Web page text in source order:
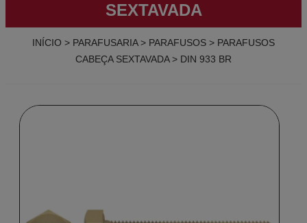
SEXTAVADA
INÍCIO > PARAFUSARIA> PARAFUSOS > PARAFUSOS
CABEÇA SEXTAVADA> DIN 933 BR